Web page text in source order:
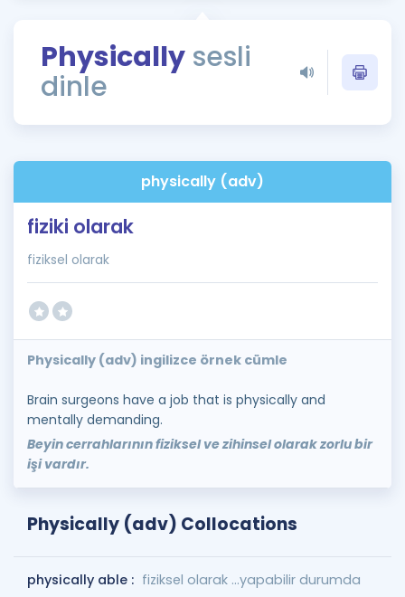
Rehberlik Aracı
ÖSYM Sınav Takvimi
İngilizce Gramer
Physically sesli
dinle
physically (adv)
fiziki olarak
fiziksel olarak
Physically (adv) ingilizce örnek cümle
Brain surgeons have a job that is physically and
mentally demanding.
Beyin cerrahlarının fiziksel ve zihinsel olarak zorlu bir
işi vardır.
Physically (adv) Collocations
physically able : fiziksel olarak ...yapabilir durumda